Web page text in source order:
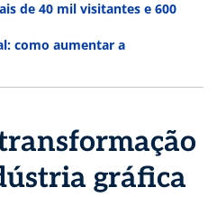
de 40 mil visitantes e 600
como aumentar a
gráfica